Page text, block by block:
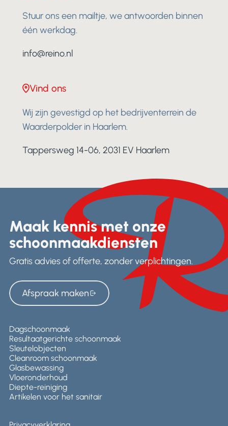
Stuur ons een mailtje, we antwoorden binnen
één werkdag.
info@reino.nl
Vind ons
Wij zijn gevestigd op het bedrijventerrein de
Waarderpolder in Haarlem.
Tappersweg 14-06, 2031 EV Haarlem
Maak kennis met onze
schoonmaakdiensten
Gratis advies of offerte, zonder verplichtingen.
Afspraak maken
Afspraak maken
Dagschoonmaak
Resultaatgerichte schoonmaak
Sleutelobjecten
Cleanroom schoonmaak
Glasbewassing
Vloeronderhoud
Diepte-reiniging
Artikelen voor het sanitair